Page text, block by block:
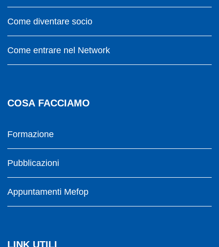
Come diventare socio
Come entrare nel Network
COSA FACCIAMO
Formazione
Pubblicazioni
Appuntamenti Mefop
LINK UTILI